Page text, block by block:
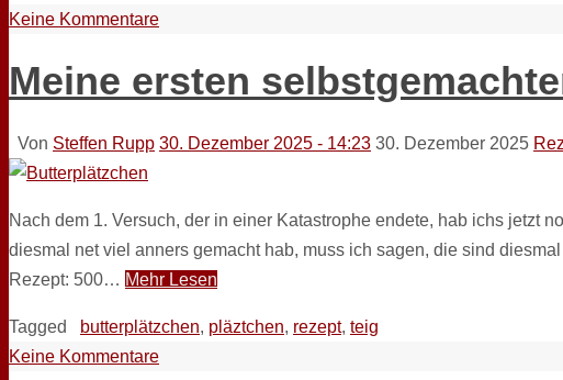
Keine Kommentare
Meine ersten
Von Steffen Rupp 30. Dezember 2025 - 14:23 30. Dezember 2025
Nach dem 1. Versuch, der in einer Katastrophe endete, hab ichs jetzt
diesmal net viel anners gemacht hab, muss ich sagen, die sind
Rezept: 500… Mehr Lesen
Tagged butterplätzchen, pläztchen, rezept, teig
Keine Kommentare